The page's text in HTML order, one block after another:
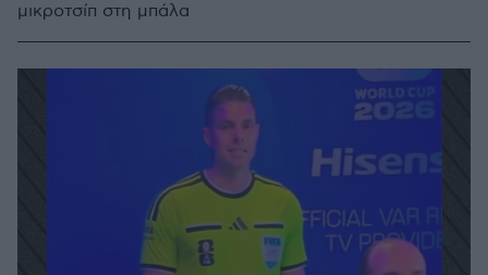
μικροτσίπ στη μπάλα